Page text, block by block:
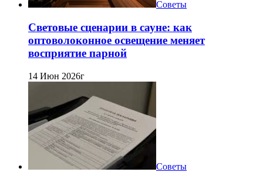
Советы
Световые сценарии в сауне: как
оптоволоконное освещение меняет
восприятие парной
14 Июн 2026г
Советы